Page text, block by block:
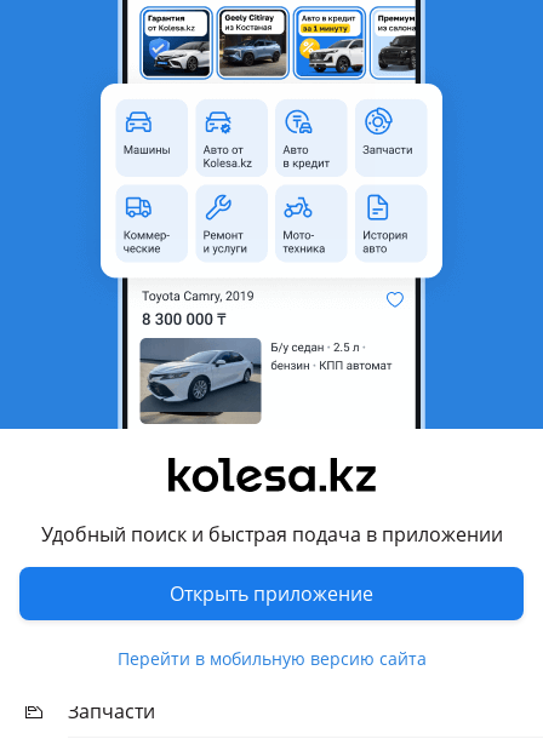
Удобный поиск и быстрая подача в приложении
Открыть приложение
Перейти в мобильную версию сайта
Крышка багажника НОВАЯ !! В ОРИГИНАЛЕ
Алматы, Алматинская
область
Новая
Подходит на авто
Subaru Forester
2002 - 2005 2 поколение (SG), 2005 - 2008 2 поколение
рестайлинг (SG)
Крышка багажника
Перевести
Другие объявления продавца
Запчасти